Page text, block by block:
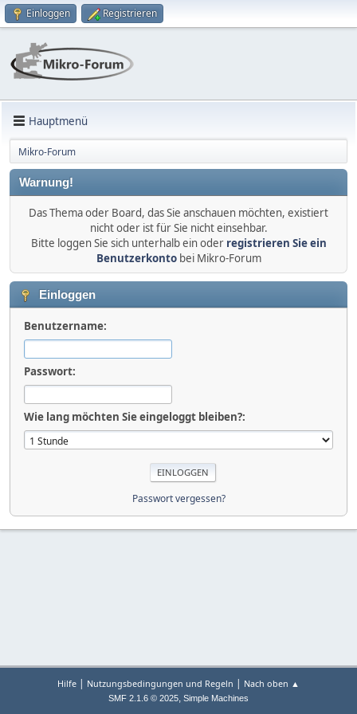
Einloggen Registrieren
Hauptmenü
Mikro-Forum
Warnung!
Das Thema oder Board, das Sie anschauen möchten, existiert
nicht oder ist für Sie nicht einsehbar.
Bitte loggen Sie sich unterhalb ein oder registrieren Sie ein
Benutzerkontobei Mikro-Forum
Einloggen
Benutzername:
Passwort:
Wie lang möchten Sie eingeloggt bleiben?:
Passwort vergessen?
Hilfe | Nutzungsbedingungen und Regeln | Nach oben ▲
SMF 2.1.6 © 2025, Simple Machines